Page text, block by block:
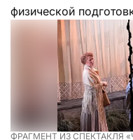
физической
ФРАГМЕНТ ИЗ СПЕКТАКЛЯ